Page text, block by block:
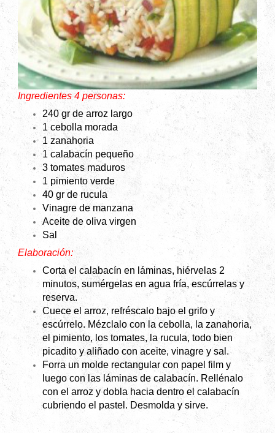
Ingredientes 4 personas:
240 gr de arroz largo
1 cebolla morada
1 zanahoria
1 calabacín pequeño
3 tomates maduros
1 pimiento verde
40 gr de rucula
Vinagre de manzana
Aceite de oliva virgen
Sal
Elaboración:
Corta el calabacín en láminas, hiérvelas 2
minutos, sumérgelas en agua fría, escúrrelas y
reserva.
Cuece el arroz, refréscalo bajo el grifo y
escúrrelo. Mézclalo con la cebolla, la zanahoria,
el pimiento, los tomates, la rucula, todo bien
picadito y aliñado con aceite, vinagre y sal.
Forra un molde rectangular con papel film y
luego con las láminas de calabacín. Rellénalo
con el arroz y dobla hacia dentro el calabacín
cubriendo el pastel. Desmolda y sirve.